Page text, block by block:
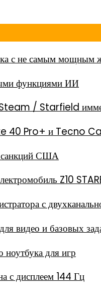
с не самым мощным
функциями ИИ
/ Starfield
40 Pro+ и Tecno
санкций США
Z10
с
видео и базовых
для игр
дисплеем 144 Гц